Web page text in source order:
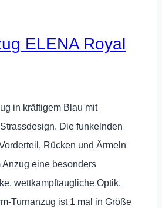
Optionen
gewählt
werden
ELENA Royal
in kräftigem Blau mit
Die funkelnden
Rücken und Ärmeln
eine besonders
wettkampftaugliche Optik.
Turnanzug ist 1 mal in Größe